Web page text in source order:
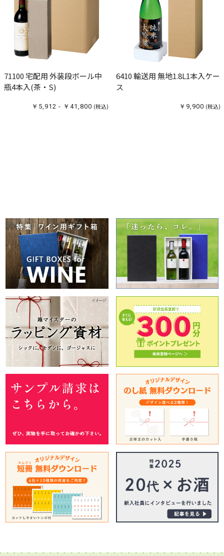
71100 宅配用 外装段ボール中
瓶4本入(茶・S)
￥5,912 - ￥41,800 (税込)
6410 輸送用 無地1.8L1本入ケー
ス
￥9,900 (税込)